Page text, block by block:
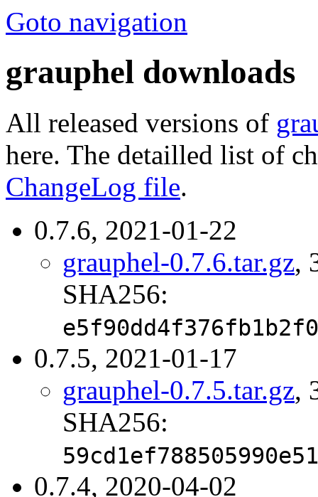
Goto navigation
grauphel downloads
All released versions of
here. The detailled list of
ChangeLog file.
0.7.6, 2021-01-22
grauphel-0.7.6.tar.gz,
SHA256:
0.7.5, 2021-01-17
grauphel-0.7.5.tar.gz,
SHA256:
0.7.4, 2020-04-02